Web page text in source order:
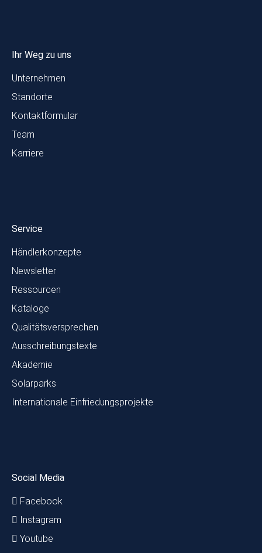
Ihr Weg zu uns
Unternehmen
Standorte
Kontaktformular
Team
Karriere
Service
Händlerkonzepte
Newsletter
Ressourcen
Kataloge
Qualitätsversprechen
Ausschreibungstexte
Akademie
Solarparks
Internationale Einfriedungsprojekte
Social Media
Facebook
Instagram
Youtube